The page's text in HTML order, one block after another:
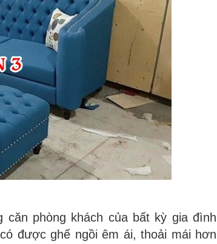
phòng khách của bất kỳ gia đình
được ghế ngồi êm ái, thoải mái hơn